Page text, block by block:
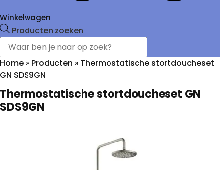
Winkelwagen
Producten zoeken
Home » Producten » Thermostatische stortdoucheset
GN SDS9GN
Thermostatische stortdoucheset GN
SDS9GN